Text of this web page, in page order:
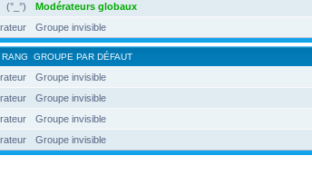
(°_°)
Modérateurs globaux
Groupe invisible
RANG GROUPE PAR DÉFAUT
Groupe invisible
Groupe invisible
Groupe invisible
Groupe invisible